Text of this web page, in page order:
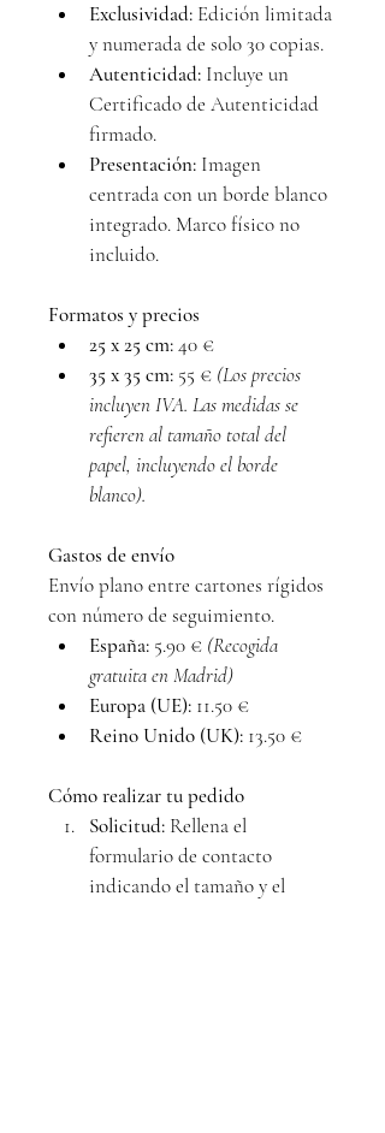
Exclusividad: Edición limitada
y numerada de solo 30 copias.
Autenticidad: Incluye un
Certificado de Autenticidad
firmado.
Presentación: Imagen
centrada con un borde blanco
integrado. Marco físico no
incluido.
Formatos y precios
25 x 25 cm: 40 €
35 x 35 cm: 55 € (Los precios
incluyen IVA. Las medidas se
refieren al tamaño total del
papel, incluyendo el borde
blanco).
Gastos de envío
Envío plano entre cartones rígidos
con número de seguimiento.
España: 5.90 € (Recogida
gratuita en Madrid)
Europa (UE): 11.50 €
Reino Unido (UK): 13.50 €
Cómo realizar tu pedido
Solicitud: Rellena el
formulario de contacto
indicando el tamaño y el